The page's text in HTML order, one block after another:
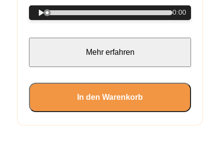
0:00
Mehr erfahren
In den Warenkorb